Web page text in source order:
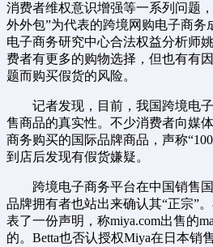
消费者维权意识增强等一系列问题
外外包”为代表的跨境网购电子商务
电子商务研究中心合法权益分析师
费者有更多的购物选择，但也有有
题而购买假货的风险。
记者发现，目前，我国跨境电子
售商品的真实性。不少消费者向媒
商务购买的国际品牌商品，声称
到店后发现有假货嫌疑。
跨境电子商务平台在中国销售国
品牌拥有者也站出来确认其“正宗”
表了一份声明，称miya.com出售的
的。Betta也否认授权Miya在日本销